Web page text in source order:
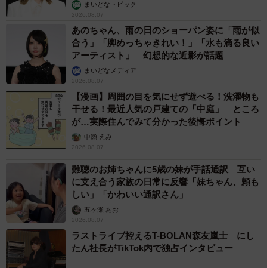
まいどなトピック
2026.08.07
あのちゃん、雨の日のショーパン姿に「雨が似
合う」「脚めっちゃきれい！」「水も滴る良い
アーティスト」 幻想的な近影が話題
まいどなメディア
2026.08.07
【漫画】周囲の目を気にせず遊べる！洗濯物も
干せる！最近人気の戸建ての「中庭」 ところ
が…実際住んでみて分かった後悔ポイント
中瀬 えみ
2026.08.07
難聴のお姉ちゃんに5歳の妹が手話通訳 互い
に支え合う家族の日常に反響「妹ちゃん、頼も
しい」「かわいい通訳さん」
五ヶ瀬 あお
2026.08.07
ラストライブ控えるT-BOLAN森友嵐士 にし
たん社長がTikTok内で独占インタビュー